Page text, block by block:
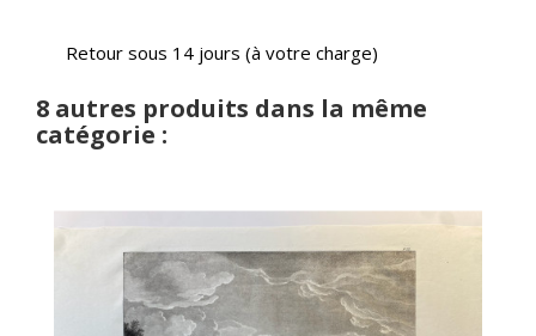
Retour sous 14 jours (à votre charge)
8 autres produits dans la même
catégorie :